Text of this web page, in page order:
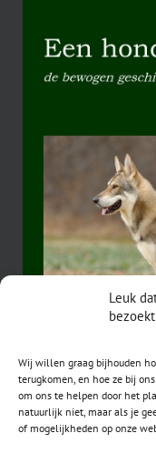
Leuk
Wij willen graag bijhouden
terugkomen, en hoe ze bij
om ons te helpen door het
natuurlijk niet, maar als je
of mogelijkheden op onze